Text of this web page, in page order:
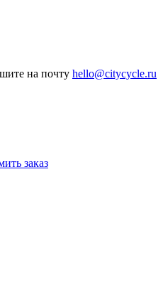
на почту hello@citycycle.ru
заказ